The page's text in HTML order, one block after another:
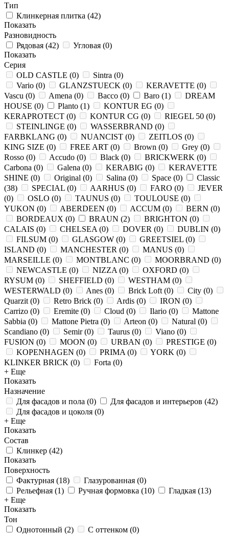
Тип
Клинкерная плитка (42)
Показать
Разновидность
Рядовая (42) Угловая (0)
Показать
Серия
OLD CASTLE (0) Sintra (0)
Vario (0) GLANZSTUECK (0) KERAVETTE (0)
Vascu (0) Amena (0) Bacco (0) Baro (1)
DREAM
HOUSE (0) Planto (1) KONTUR EG (0)
KERAPROTECT (0) KONTUR СG (0) RIEGEL 50 (0)
STEINLINGE (0) WASSERBRAND (0)
FARBKLANG (0) NUANCIST (0) ZEITLOS (0)
KING SIZE (0) FREE ART (0) Brown (0) Grey (0)
Rosso (0) Accudo (0) Black (0) BRICKWERK (0)
Carbona (0) Galena (0) KERABIG (0)
KERAVETTE
SHINE (0) Original (0) Salina (0) Space (0)
Classic
(38) SPECIAL (0) AARHUS (0) FARO (0)
JEVER
(0) OSLO (0) TAUNUS (0) TOULOUSE (0)
YUKON (0) ABERDEEN (0) ACCUM (0) BERN (0)
BORDEAUX (0) BRAUN (2) BRIGHTON (0)
CALAIS (0) CHELSEA (0) DOVER (0) DUBLIN (0)
FILSUM (0) GLASGOW (0) GREETSIEL (0)
ISLAND (0) MANCHESTER (0) MANUS (0)
MARSEILLE (0) MONTBLANC (0) MOORBRAND (0)
NEWCASTLE (0) NIZZA (0) OXFORD (0)
RYSUM (0) SHEFFIELD (0) WESTHAM (0)
WESTERWALD (0) Anes (0) Brick Loft (0) City (0)
Quarzit (0) Retro Brick (0) Ardis (0) IRON (0)
Carrizo (0) Eremite (0) Cloud (0) Ilario (0)
Mattone
Sabbia (0) Mattone Pietra (0) Arteon (0) Natural (0)
Scandiano (0) Semir(0) Taurus (0) Viano (0)
FUSION (0) MOON (0) URBAN (0) PRESTIGE (0)
KOPENHAGEN (0) PRIMA (0) YORK (0)
KLINKER BRICK (0) Forta (0)
+ Еще
Показать
Назначение
Для фасадов и пола (0) Для фасадов и интерьеров (42)
Для фасадов и цоколя (0)
+ Еще
Показать
Состав
Клинкер (42)
Показать
Поверхность
Фактурная (18) Глазурованная (0)
Рельефная (1) Ручная формовка (10) Гладкая (13)
+ Еще
Показать
Тон
Однотонный (2) С оттенком (0)